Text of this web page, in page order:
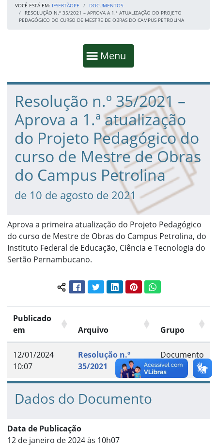
VOCÊ ESTÁ EM: IFSERTÃOPE
DOCUMENTOS
RESOLUÇÃO N.º 35/2021 – APROVA A 1.ª ATUALIZAÇÃO DO PROJETO
PEDAGÓGICO DO CURSO DE MESTRE DE OBRAS DO CAMPUS PETROLINA
Mostrar
Menu
Fim da navegação
Início do conteúdo
Resolução n.º 35/2021 –
Aprova a 1.ª atualização
do Projeto Pedagógico do
curso de Mestre de Obras
do Campus Petrolina
de 10 de agosto de 2021
Aprova a primeira atualização do Projeto Pedagógico
do curso de Mestre de Obras do Campus Petrolina, do
Instituto Federal de Educação, Ciência e Tecnologia do
Sertão Pernambucano.
Compartilhar conteúdo:
FacebookTwitterLinkedInPinterestWhatsApp
Publicado
em
Arquivo Grupo
12/01/2024
10:07
Resolução n.º
35/2021
Documento
Dados do Documento
Data de Publicação
12 de janeiro de 2024 às 10h07